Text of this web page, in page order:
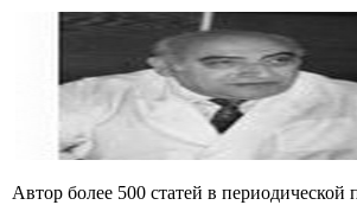
Автор более 500 статей в